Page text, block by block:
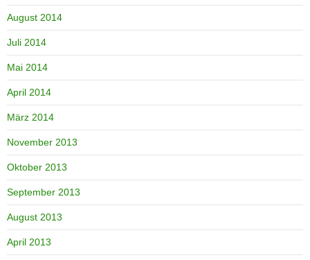
August 2014
Juli 2014
Mai 2014
April 2014
März 2014
November 2013
Oktober 2013
September 2013
August 2013
April 2013